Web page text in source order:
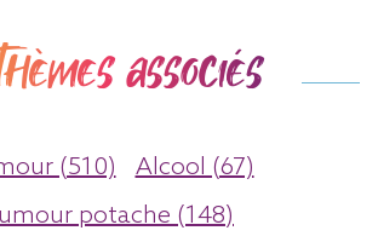
associés
(510)
Alcool (67)
potache (148)